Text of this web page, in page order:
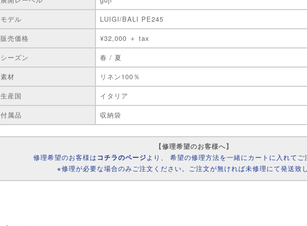
モデル
LUIGI/BALI PE245
販売価格
¥32,000 ＋ tax
シーズン
春 / 夏
素材
リネン100％
生産国
イタリア
付属品
収納袋
【修理希望のお客様へ】
修理希望のお客様は コチラのページより、 希望の修理方法を一緒にカートに入れてご
※修理が必要な場合のみご注文ください。ご注文が無ければ未修理にて発送致し